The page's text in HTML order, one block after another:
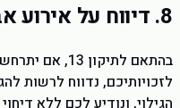
8. דיווח על אירוע אבטחה
בהתאם לתיקון
הגילוי, ונודיע לכם ללא